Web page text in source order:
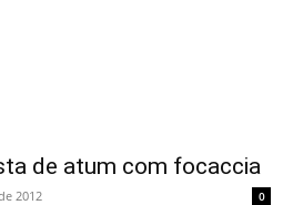
de atum com focaccia
2012 0